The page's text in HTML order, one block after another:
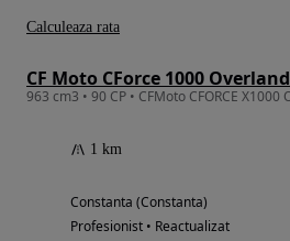
CF Moto CForce 1000 Overland
1 km
Constanta (Constanta)
Profesionist • Reactualizat
Calculeaza rata